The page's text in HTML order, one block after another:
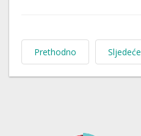
Prethodno Sljedeće